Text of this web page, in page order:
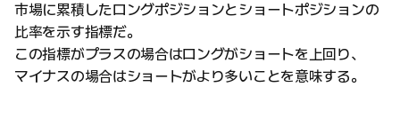
市場に累積したロングポジションとショートポジションの
比率を示す指標だ。
この指標がプラスの場合はロングがショートを上回り、
マイナスの場合はショートがより多いことを意味する。